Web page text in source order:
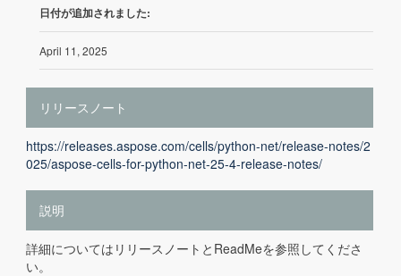
日付が追加されました:
April 11, 2025
リリースノート
https://releases.aspose.com/cells/python-net/release-notes/2
025/aspose-cells-for-python-net-25-4-release-notes/
説明
詳細についてはリリースノートとReadMeを参照してくださ
い。